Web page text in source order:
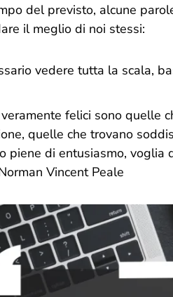
del previsto, alcune
il meglio di noi stessi:
vedere tutta la scala,
felici sono quelle
quelle che trovano
piene di entusiasmo,
Vincent Peale